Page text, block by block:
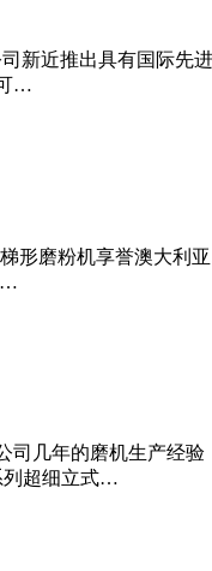
新近推出具有国际先
…
形磨粉机享誉澳大利
…
司几年的磨机生产经
列超细立式…